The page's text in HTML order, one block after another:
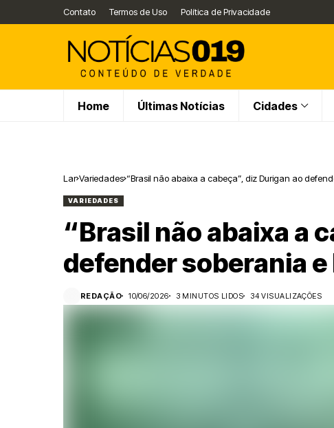
Contato Termos de Uso Política de Privacidade
Home Últimas Notícias Cidades
Lar Variedades “Brasil não abaixa a cabeça”, diz Durigan ao
VARIEDADES
“Brasil não abaixa a
defender soberania e
REDAÇÃO 10/06/2026 3 MINUTOS LIDOS 34 VISUALIZAÇÕES